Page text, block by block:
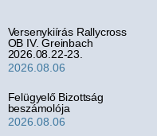
Versenykiírás Rallycross
OB IV. Greinbach
2026.08.22-23.
2026.08.06
Felügyelő Bizottság
beszámolója
2026.08.06